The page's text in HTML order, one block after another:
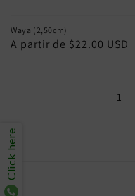
Waya (2,50cm)
Preço
A partir de $22.00 USD
1
Click here